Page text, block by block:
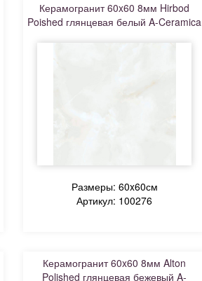
Керамогранит 60x60 8мм Hirbod
Poished глянцевая белый A-Ceramica
Размеры: 60x60см
Артикул: 100276
Керамогранит 60x60 8мм Alton
Polished глянцевая бежевый A-